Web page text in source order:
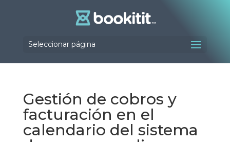
Seleccionar página
Gestión de cobros y
facturación en el
calendario del sistema